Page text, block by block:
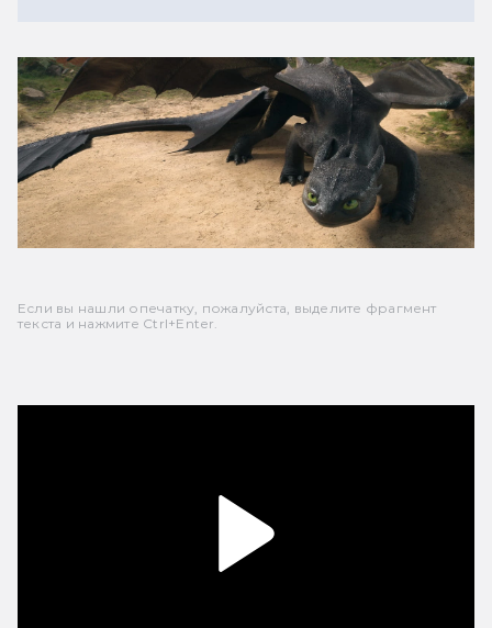
Если вы нашли опечатку, пожалуйста, выделите фрагмент
текста и нажмите Ctrl+Enter.